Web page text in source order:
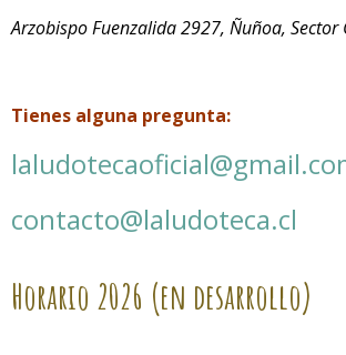
Arzobispo Fuenzalida 2927, Ñuñoa, Sector
Tienes alguna pregunta:
contacto@laludoteca.cl
Horario 2026 (en desarrollo)